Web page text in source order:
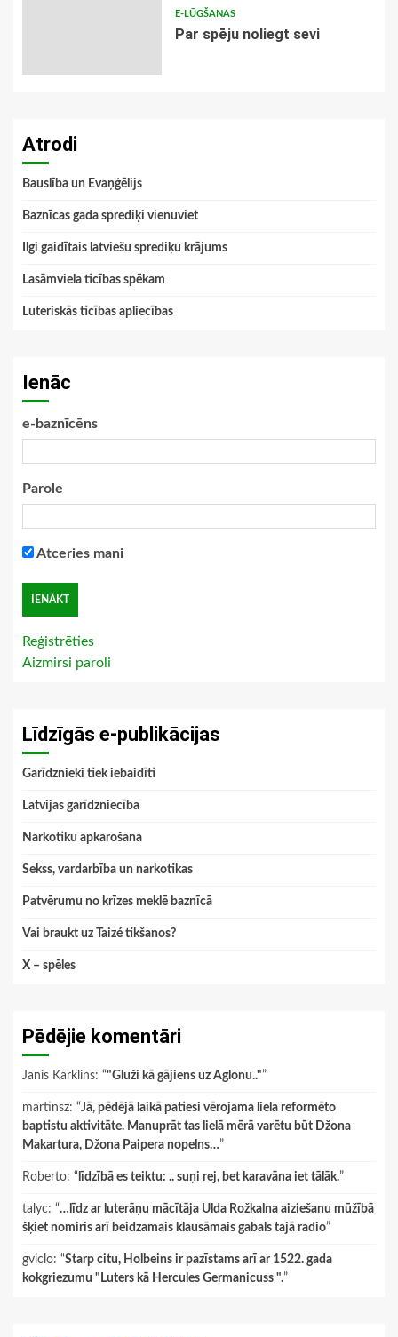
E-LŪGŠANAS
Par spēju noliegt sevi
Atrodi
Bauslība un Evaņģēlijs
Baznīcas gada sprediķi vienuviet
Ilgi gaidītais latviešu sprediķu krājums
Lasāmviela ticības spēkam
Luteriskās ticības apliecības
Ienāc
e-baznīcēns
Parole
Atceries mani
Reģistrēties
Aizmirsi paroli
Līdzīgās e-publikācijas
Garīdznieki tiek iebaidīti
Latvijas garīdzniecība
Narkotiku apkarošana
Sekss, vardarbība un narkotikas
Patvērumu no krīzes meklē baznīcā
Vai braukt uz Taizé tikšanos?
X – spēles
Pēdējie komentāri
Janis Karklins: “"Gluži kā gājiens uz Aglonu.."”
martinsz: “Jā, pēdējā laikā patiesi vērojama liela reformēto
baptistu aktivitāte. Manuprāt tas lielā mērā varētu būt Džona
Makartura, Džona Paipera nopelns…”
Roberto: “ līdzībā es teiktu: .. suņi rej, bet karavāna iet tālāk.”
talyc: “…līdz ar luterāņu mācītāja Ulda Rožkalna aiziešanu mūžībā
šķiet nomiris arī beidzamais klausāmais gabals tajā radio”
gviclo: “Starp citu, Holbeins ir pazīstams arī ar 1522. gada
kokgriezumu "Luters kā Hercules Germanicuss ".”